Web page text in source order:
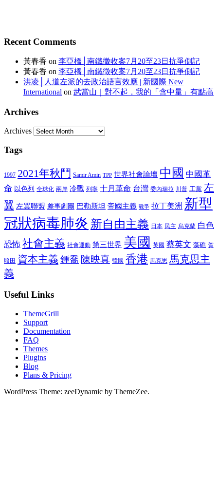
Recent Comments
黃春香 on 李亞橋│南鐵徵收案7月20至23日抗爭側記
黃春香 on 李亞橋│南鐵徵收案7月20至23日抗爭側記
洪凌│人道左派的去政治語言效應 | 新國際 New
International on 武當山｜對不起，我的「含中量」有點高
Archives
Archives
Tags
1997 2021年秋鬥 Samir Amin TPP 世界社會論壇 中國 中國革
命 以色列 全球化 兩岸 冷戰 列寧 十月革命 台灣 委內瑞拉 川普 工黨 左
翼 左翼聯盟 差事劇團 巴勒斯坦 帝國主義 戰爭 拉丁美洲 新型
冠狀病毒肺炎 新自由主義 日本 民主 烏克蘭 白色
恐怖 社會主義 社會運動 第三世界 美國 英國 蔡英文 藻礁 賀
照田 資本主義 鍾喬 陳映真 韓國 香港 馬克思 馬克思主
義
Useful Links
ThemeGrill
Support
Documentation
FAQ
Themes
Plugins
Blog
Plans & Pricing
WordPress Theme: zeeDynamic by ThemeZee.